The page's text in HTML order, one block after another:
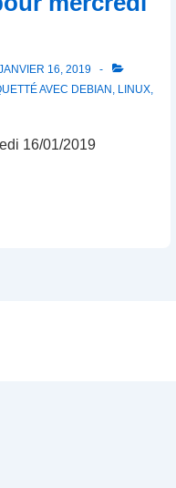
16, 2019
AVEC DEBIAN , LINUX,
16/01/2019